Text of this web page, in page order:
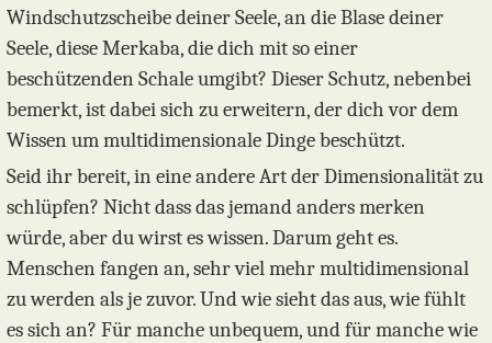
Windschutzscheibe deiner Seele, an die Blase deiner
Seele, diese Merkaba, die dich mit so einer
beschützenden Schale umgibt? Dieser Schutz, nebenbei
bemerkt, ist dabei sich zu erweitern, der dich vor dem
Wissen um multidimensionale Dinge beschützt.
Seid ihr bereit, in eine andere Art der Dimensionalität zu
schlüpfen? Nicht dass das jemand anders merken
würde, aber du wirst es wissen. Darum geht es.
Menschen fangen an, sehr viel mehr multidimensional
zu werden als je zuvor. Und wie sieht das aus, wie fühlt
es sich an? Für manche unbequem, und für manche wie